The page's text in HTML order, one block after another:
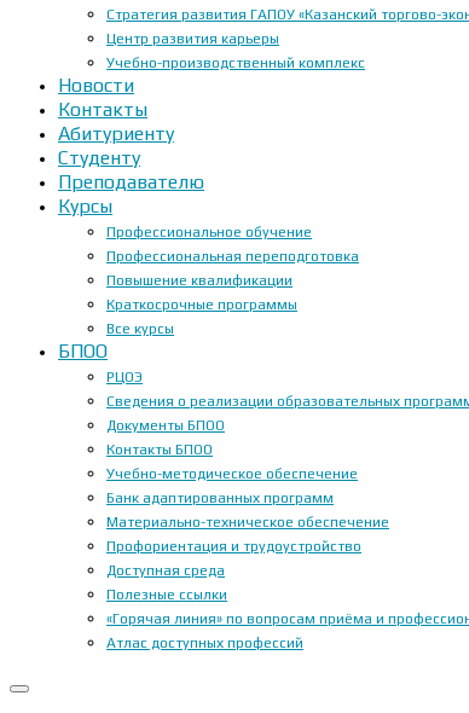
Стратегия развития ГАПОУ «Казанский торгово-
Центр развития карьеры
Учебно-производственный комплекс
Новости
Контакты
Абитуриенту
Студенту
Преподавателю
Курсы
Профессиональное обучение
Профессиональная переподготовка
Повышение квалификации
Краткосрочные программы
Все курсы
БПОО
РЦОЭ
Сведения о реализации образовательных
Документы БПОО
Контакты БПОО
Учебно-методическое обеспечение
Банк адаптированных программ
Материально-техническое обеспечение
Профориентация и трудоустройство
Доступная среда
Полезные ссылки
«Горячая линия» по вопросам приёма и
Атлас доступных профессий